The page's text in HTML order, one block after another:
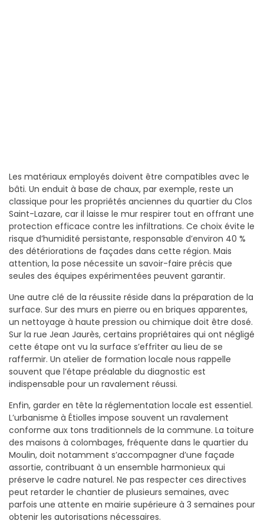
Les matériaux employés doivent être compatibles avec le
bâti. Un enduit à base de chaux, par exemple, reste un
classique pour les propriétés anciennes du quartier du Clos
Saint-Lazare, car il laisse le mur respirer tout en offrant une
protection efficace contre les infiltrations. Ce choix évite le
risque d’humidité persistante, responsable d’environ 40 %
des détériorations de façades dans cette région. Mais
attention, la pose nécessite un savoir-faire précis que
seules des équipes expérimentées peuvent garantir.
Une autre clé de la réussite réside dans la préparation de la
surface. Sur des murs en pierre ou en briques apparentes,
un nettoyage à haute pression ou chimique doit être dosé.
Sur la rue Jean Jaurès, certains propriétaires qui ont négligé
cette étape ont vu la surface s’effriter au lieu de se
raffermir. Un atelier de formation locale nous rappelle
souvent que l’étape préalable du diagnostic est
indispensable pour un ravalement réussi.
Enfin, garder en tête la réglementation locale est essentiel.
L’urbanisme à Étiolles impose souvent un ravalement
conforme aux tons traditionnels de la commune. La toiture
des maisons à colombages, fréquente dans le quartier du
Moulin, doit notamment s’accompagner d’une façade
assortie, contribuant à un ensemble harmonieux qui
préserve le cadre naturel. Ne pas respecter ces directives
peut retarder le chantier de plusieurs semaines, avec
parfois une attente en mairie supérieure à 3 semaines pour
obtenir les autorisations nécessaires.